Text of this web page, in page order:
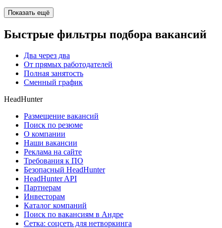
Показать ещё
Быстрые фильтры подбора вакансий
Два через два
От прямых работодателей
Полная занятость
Сменный график
HeadHunter
Размещение вакансий
Поиск по резюме
О компании
Наши вакансии
Реклама на сайте
Требования к ПО
Безопасный HeadHunter
HeadHunter API
Партнерам
Инвесторам
Каталог компаний
Поиск по вакансиям в Андре
Сетка: соцсеть для нетворкинга